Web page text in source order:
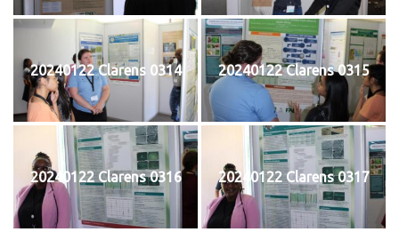
20240122 Clarens 0314 20240122 Clarens 0315
20240122 Clarens 0316 20240122 Clarens 0317